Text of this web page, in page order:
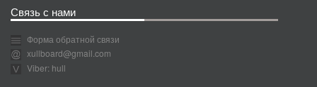
Связь с нами
Форма обратной связи
xullboard@gmail.com
Viber: hull